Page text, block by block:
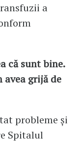
a
că sunt bine.
avea grijă de
probleme și
Spitalul